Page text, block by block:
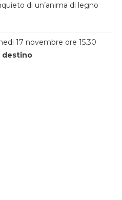
di un’anima di legno
17 novembre ore 15.30
destino